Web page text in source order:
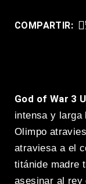
COMPARTIR:
God of War 3
intensa y larga
Olimpo
atraviesa a el
titánide madre
asesinar al rey